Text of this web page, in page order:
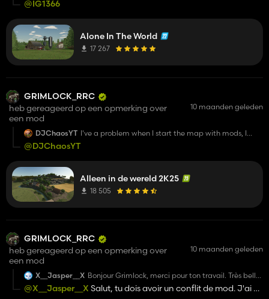
@IG1366
Alone In The World
17 267
GRIMLOCK_RRC
heb gereageerd op een opmerking over
een mod
10 maanden geleden
DJChaosYT I've a problem when I start the map with mods, I
@DJChaosYT
Alleen in de wereld 2K25
18 505
GRIMLOCK_RRC
heb gereageerd op een opmerking over
een mod
10 maanden geleden
X__Jasper__X Bonjour Grimlock, merci pour ton travail. Très belle
map.
@X__Jasper__X Salut, tu dois avoir un conflit de mod. J'ai eu